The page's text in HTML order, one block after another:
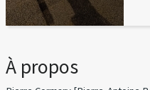
À propos